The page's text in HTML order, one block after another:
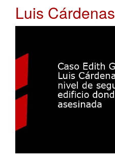
Luis Cárdenas